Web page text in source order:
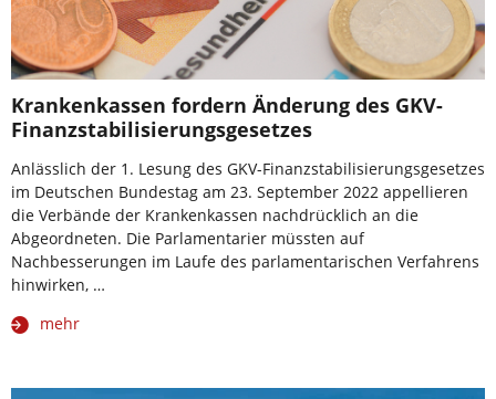
Krankenkassen fordern Änderung des GKV-
Finanzstabilisierungsgesetzes
Anlässlich der 1. Lesung des GKV-Finanzstabilisierungsgesetzes
im Deutschen Bundestag am 23. September 2022 appellieren
die Verbände der Krankenkassen nachdrücklich an die
Abgeordneten. Die Parlamentarier müssten auf
Nachbesserungen im Laufe des parlamentarischen Verfahrens
hinwirken, …
mehr